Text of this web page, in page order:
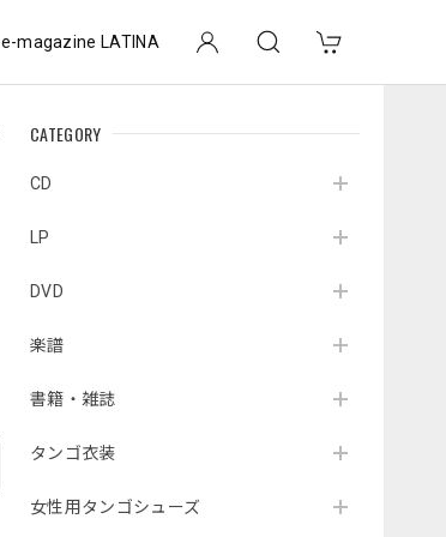
e-magazine LATINA
CATEGORY
CD
LP
DVD
楽譜
書籍・雑誌
タンゴ衣装
女性用タンゴシューズ